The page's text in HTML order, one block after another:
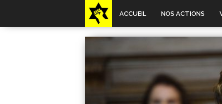
ACCUEIL NOS ACTIONS